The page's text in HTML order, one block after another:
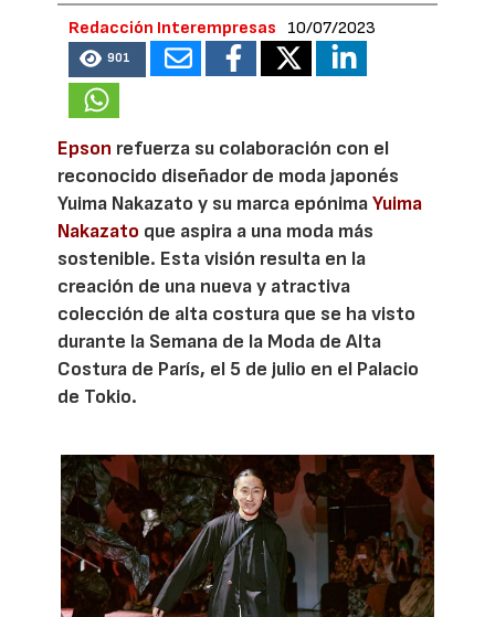
Redacción Interempresas 10/07/2023
901
Epson refuerza su colaboración con el
reconocido diseñador de moda japonés
Yuima Nakazato y su marca epónimaYuima
Nakazato que aspira a una moda más
sostenible. Esta visión resulta en la
creación de una nueva y atractiva
colección de alta costura que se ha visto
durante la Semana de la Moda de Alta
Costura de París, el 5 de julio en el Palacio
de Tokio.